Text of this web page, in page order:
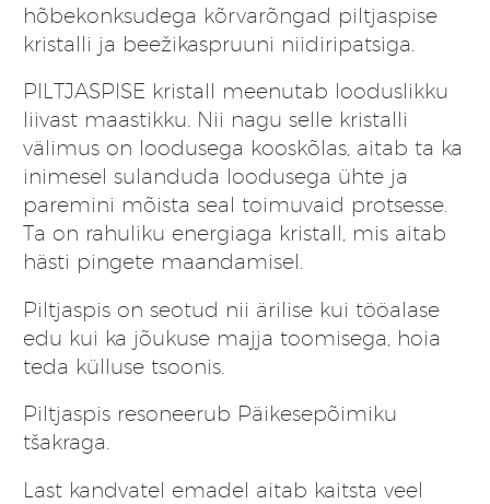
hõbekonksudega kõrvarõngad piltjaspise
kristalli ja beežikaspruuni niidiripatsiga.
PILTJASPISE kristall meenutab looduslikku
liivast maastikku. Nii nagu selle kristalli
välimus on loodusega kooskõlas, aitab ta ka
inimesel sulanduda loodusega ühte ja
paremini mõista seal toimuvaid protsesse.
Ta on rahuliku energiaga kristall, mis aitab
hästi pingete maandamisel.
Piltjaspis on seotud nii ärilise kui tööalase
edu kui ka jõukuse majja toomisega, hoia
teda külluse tsoonis.
Piltjaspis resoneerub Päikesepõimiku
tšakraga.
Last kandvatel emadel aitab kaitsta veel